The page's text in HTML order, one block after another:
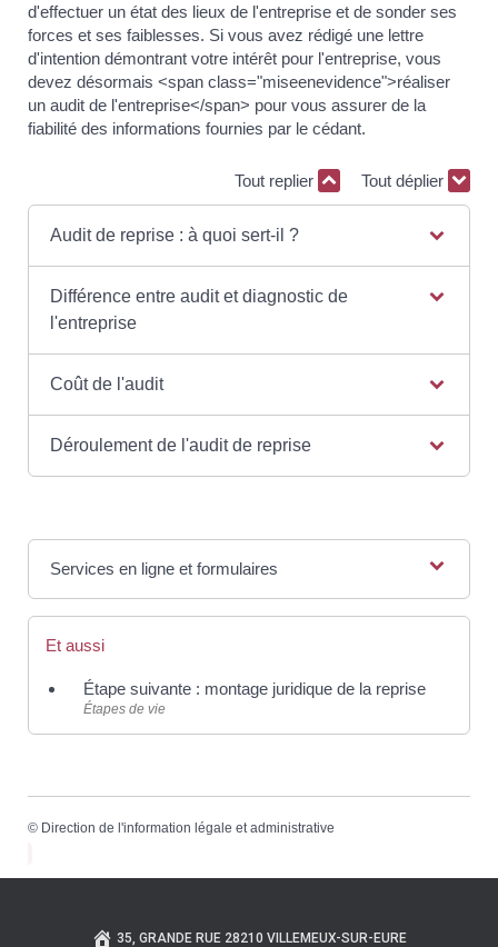
d'effectuer un état des lieux de l'entreprise et de sonder ses
forces et ses faiblesses. Si vous avez rédigé une lettre
d'intention démontrant votre intérêt pour l'entreprise, vous
devez désormais <span class="miseenevidence">réaliser
un audit de l'entreprise</span> pour vous assurer de la
fiabilité des informations fournies par le cédant.
Tout replier Tout déplier
Audit de reprise : à quoi sert-il ?
Différence entre audit et diagnostic de
l'entreprise
Coût de l'audit
Déroulement de l'audit de reprise
Services en ligne et formulaires
Et aussi
Étape suivante : montage juridique de la reprise
Étapes de vie
© Direction de l'information légale et administrative
35, GRANDE RUE 28210 VILLEMEUX-SUR-EURE